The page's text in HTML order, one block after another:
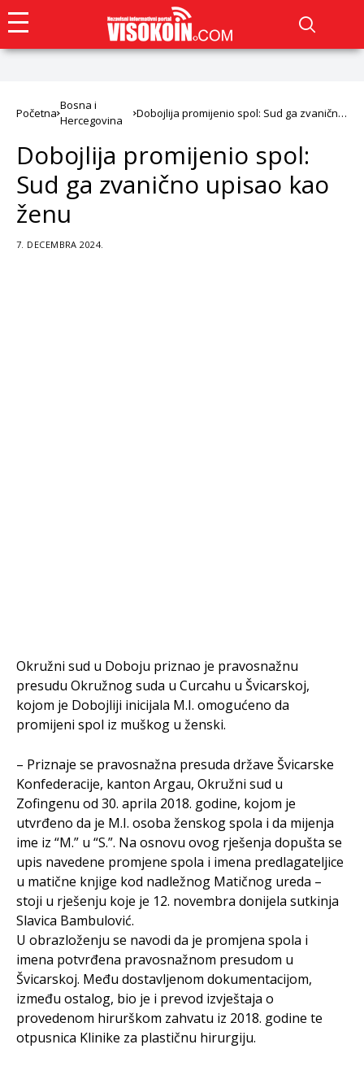
Početna
Bosna i
Hercegovina
Dobojlija promijenio spol: Sud ga zvanično
Dobojlija promijenio spol:
Sud ga zvanično upisao kao
ženu
7. DECEMBRA 2024.
Okružni sud u Doboju priznao je pravosnažnu
presudu Okružnog suda u Curcahu u Švicarskoj,
kojom je Dobojliji inicijala M.I. omogućeno da
promijeni spol iz muškog u ženski.
– Priznaje se pravosnažna presuda države Švicarske
Konfederacije, kanton Argau, Okružni sud u
Zofingenu od 30. aprila 2018. godine, kojom je
utvrđeno da je M.I. osoba ženskog spola i da mijenja
ime iz “M.” u “S.”. Na osnovu ovog rješenja dopušta se
upis navedene promjene spola i imena predlagateljice
u matične knjige kod nadležnog Matičnog ureda –
stoji u rješenju koje je 12. novembra donijela sutkinja
Slavica Bambulović.
U obrazloženju se navodi da je promjena spola i
imena potvrđena pravosnažnom presudom u
Švicarskoj. Među dostavljenom dokumentacijom,
između ostalog, bio je i prevod izvještaja o
provedenom hirurškom zahvatu iz 2018. godine te
otpusnica Klinike za plastičnu hirurgiju.